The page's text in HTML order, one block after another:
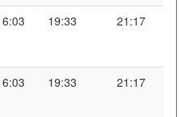
19:33 21:17
19:33 21:17